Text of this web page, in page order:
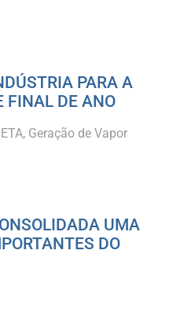
PARA A
FINAL DE ANO
ETA Geração de Vapor
UMA
DO